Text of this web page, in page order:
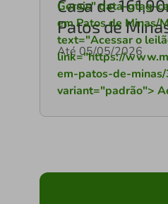
Casa de
Patos de
Até 05/05/2026
Gerais" data-gtag-
em Patos de
text="Acessar o
link="https://
em-patos-de-
variant="padrão">